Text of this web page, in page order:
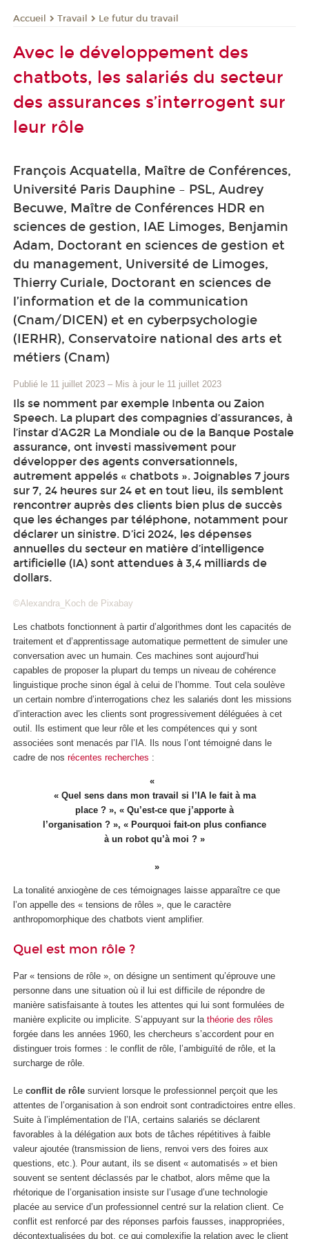
Accueil Travail Le futur du travail
Avec le développement des
chatbots, les salariés du secteur
des assurances s’interrogent sur
leur rôle
François Acquatella, Maître de Conférences,
Université Paris Dauphine – PSL, Audrey
Becuwe, Maître de Conférences HDR en
sciences de gestion, IAE Limoges, Benjamin
Adam, Doctorant en sciences de gestion et
du management, Université de Limoges,
Thierry Curiale, Doctorant en sciences de
l’information et de la communication
(Cnam/DICEN) et en cyberpsychologie
(IERHR), Conservatoire national des arts et
métiers (Cnam)
Publié le 11 juillet 2023 – Mis à jour le 11 juillet 2023
Ils se nomment par exemple Inbenta ou Zaion
Speech. La plupart des compagnies d’assurances, à
l’instar d’AG2R La Mondiale ou de la Banque Postale
assurance, ont investi massivement pour
développer des agents conversationnels,
autrement appelés « chatbots ». Joignables 7 jours
sur 7, 24 heures sur 24 et en tout lieu, ils semblent
rencontrer auprès des clients bien plus de succès
que les échanges par téléphone, notamment pour
déclarer un sinistre. D’ici 2024, les dépenses
annuelles du secteur en matière d’intelligence
artificielle (IA) sont attendues à 3,4 milliards de
dollars.
©Alexandra_Koch de Pixabay
Les chatbots fonctionnent à partir d’algorithmes dont les capacités de
traitement et d’apprentissage automatique permettent de simuler une
conversation avec un humain. Ces machines sont aujourd’hui
capables de proposer la plupart du temps un niveau de cohérence
linguistique proche sinon égal à celui de l’homme. Tout cela soulève
un certain nombre d’interrogations chez les salariés dont les missions
d’interaction avec les clients sont progressivement déléguées à cet
outil. Ils estiment que leur rôle et les compétences qui y sont
associées sont menacés par l’IA. Ils nous l’ont témoigné dans le
cadre de nos récentes recherches :
« Quel sens dans mon travail si l’IA le fait à ma
place ? », « Qu’est-ce que j’apporte à
l’organisation ? », « Pourquoi fait-on plus confiance
à un robot qu’à moi ? »
La tonalité anxiogène de ces témoignages laisse apparaître ce que
l’on appelle des « tensions de rôles », que le caractère
anthropomorphique des chatbots vient amplifier.
Quel est mon rôle ?
Par « tensions de rôle », on désigne un sentiment qu’éprouve une
personne dans une situation où il lui est difficile de répondre de
manière satisfaisante à toutes les attentes qui lui sont formulées de
manière explicite ou implicite. S’appuyant sur la théorie des rôles
forgée dans les années 1960, les chercheurs s’accordent pour en
distinguer trois formes : le conflit de rôle, l’ambiguïté de rôle, et la
surcharge de rôle.
Le conflit de rôle survient lorsque le professionnel perçoit que les
attentes de l’organisation à son endroit sont contradictoires entre elles.
Suite à l’implémentation de l’IA, certains salariés se déclarent
favorables à la délégation aux bots de tâches répétitives à faible
valeur ajoutée (transmission de liens, renvoi vers des foires aux
questions, etc.). Pour autant, ils se disent « automatisés » et bien
souvent se sentent déclassés par le chatbot, alors même que la
rhétorique de l’organisation insiste sur l’usage d’une technologie
placée au service d’un professionnel centré sur la relation client. Ce
conflit est renforcé par des réponses parfois fausses, inappropriées,
décontextualisées du bot, ce qui complexifie la relation avec le client